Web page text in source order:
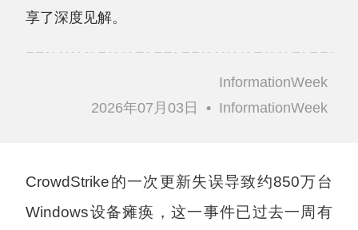
享了深度见解。
InformationWeek
2026年07月03日
• InformationWeek
CrowdStrike的一次更新失误导致约850万台
Windows设备瘫痪，这一事件已过去一周有